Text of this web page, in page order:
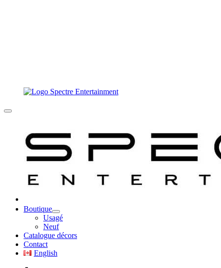
Boutique
Usagé
Neuf
Catalogue décors
Contact
English